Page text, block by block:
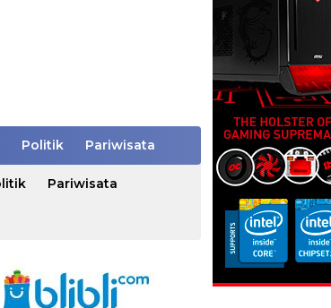
Politik Pariwisata
Pariwisata